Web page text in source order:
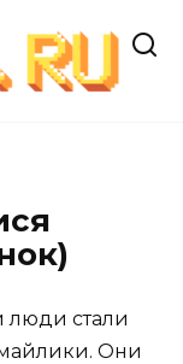
люди стали
Они